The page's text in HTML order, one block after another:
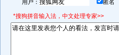
用户： 匿名
*搜狗拼音输入法，中文处理专家>>